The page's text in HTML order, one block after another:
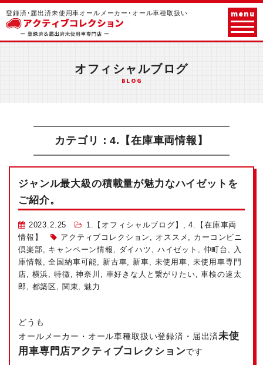
登録済･届出済未使用車オールメーカー･オール車種取扱い menu
オフィシャルブログ
BLOG
カテゴリ：4.【在庫車両情報】
ジャンル最大級の積載量が魅力なハイゼットを
ご紹介。
2023.2.25 1.【オフィシャルブログ】 ,4.【在庫車両
情報】
アクティブコレクション オススメ
カーコンビニ
倶楽部
キャンペーン情報 ダイハツ ハイゼット 仲町台
入
庫情報
,全国納車可能 新古車 新車 未使用車
未使用車専門
店
横浜 特徴 ,神奈川 車好きな人と繋がりたい ,車検の速太
郎
都築区 関東 魅力
どうも
オールメーカー・オール車種取扱い登録済・届出済未使
用車専門店アクティブコレクションです